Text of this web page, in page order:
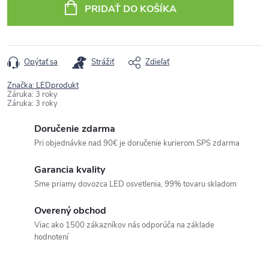
PRIDAŤ DO KOŠÍKA
Opýtať sa Strážiť Zdieľať
Značka: LEDprodukt
Záruka: 3 roky
Záruka: 3 roky
Doručenie zdarma
Pri objednávke nad 90€ je doručenie kurierom SPS zdarma
Garancia kvality
Sme priamy dovozca LED osvetlenia, 99% tovaru skladom
Overený obchod
Viac ako 1500 zákazníkov nás odporúča na základe
hodnotení